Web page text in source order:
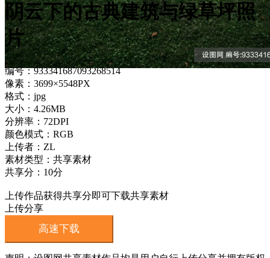
阴云下的古典建筑与绿草坪照
片
编号：933341687093268514
像素：3699×5548PX
格式：jpg
大小：4.26MB
分辨率：72DPI
颜色模式：RGB
上传者：ZL
素材类型：共享素材
共享分：10分
上传作品获得共享分即可下载共享素材
上传分享
高速下载